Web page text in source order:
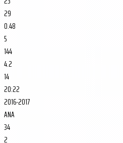
29
0.48
5
144
4.2
14
20:22
2016-2017
ANA
34
2